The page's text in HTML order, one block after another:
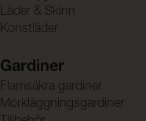
Läder & Skinn
Konstläder
Gardiner
Flamsäkra gardiner
Mörkläggningsgardiner